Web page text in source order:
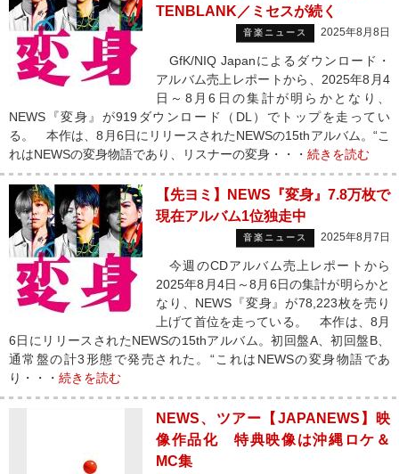
TENBLANK／ミセスが続く
音楽ニュース 2025年8月8日
GfK/NIQ Japanによるダウンロード・
アルバム売上レポートから、2025年8月4
日～8月6日の集計が明らかとなり、
NEWS『変身』が919ダウンロード（DL）でトップを走ってい
る。 本作は、8月6日にリリースされたNEWSの15thアルバム。“こ
れはNEWSの変身物語であり、リスナーの変身・・・ 続きを読む
【先ヨミ】NEWS『変身』7.8万枚で
現在アルバム1位独走中
音楽ニュース 2025年8月7日
今週のCDアルバム売上レポートから
2025年8月4日～8月6日の集計が明らかと
なり、NEWS『変身』が78,223枚を売り
上げて首位を走っている。 本作は、8月
6日にリリースされたNEWSの15thアルバム。初回盤A、初回盤B、
通常盤の計3形態で発売された。“これはNEWSの変身物語であ
り・・・ 続きを読む
NEWS、ツアー【JAPANEWS】映
像作品化 特典映像は沖縄ロケ＆
MC集